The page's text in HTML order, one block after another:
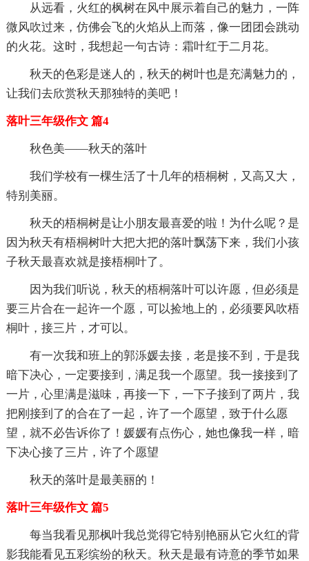
从远看，火红的枫树在风中展示着自己的魅力，一阵
微风吹过来，仿佛会飞的火焰从上而落，像一团团会跳动
的火花。这时，我想起一句古诗：霜叶红于二月花。
秋天的色彩是迷人的，秋天的树叶也是充满魅力的，
让我们去欣赏秋天那独特的美吧！
落叶三年级作文 篇4
秋色美——秋天的落叶
我们学校有一棵生活了十几年的梧桐树，又高又大，
特别美丽。
秋天的梧桐树是让小朋友最喜爱的啦！为什么呢？是
因为秋天有梧桐树叶大把大把的落叶飘荡下来，我们小孩
子秋天最喜欢就是接梧桐叶了。
因为我们听说，秋天的梧桐落叶可以许愿，但必须是
要三片合在一起许一个愿，可以捡地上的，必须要风吹梧
桐叶，接三片，才可以。
有一次我和班上的郭泺媛去接，老是接不到，于是我
暗下决心，一定要接到，满足我一个愿望。我一接接到了
一片，心里满是滋味，再接一下，一下子接到了两片，我
把刚接到了的合在了一起，许了一个愿望，致于什么愿
望，就不必告诉你了！媛媛有点伤心，她也像我一样，暗
下决心接了三片，许了个愿望
秋天的落叶是最美丽的！
落叶三年级作文 篇5
每当我看见那枫叶我总觉得它特别艳丽从它火红的背
影我能看见五彩缤纷的秋天。秋天是最有诗意的季节如果